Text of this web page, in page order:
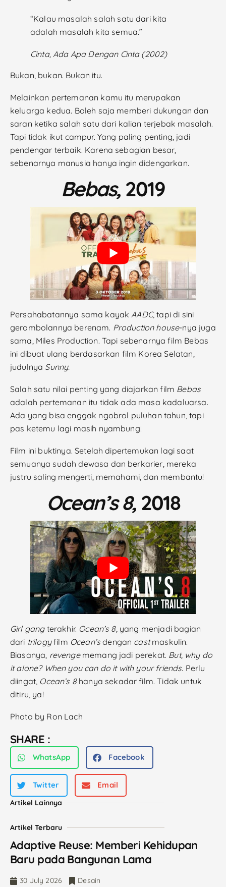
“Kalau masalah salah satu dari kita
adalah masalah kita semua.”
Cinta, Ada Apa Dengan Cinta (2002)
Bukan, bukan. Bukan itu.
Melainkan pertemanan kamu itu merupakan
keluarga kedua. Boleh saja memberi dukungan dan
saran ketika salah satu dari kalian terjebak masalah.
Tapi tidak ikut campur. Yang paling penting, jadi
pendengar terbaik. Karena sebagian besar,
sebenarnya manusia hanya ingin didengarkan.
Bebas, 2019
Persahabatannya sama kayakAADC, tapi di sini
gerombolannya berenam. Production house-nya juga
sama, Miles Production. Tapi sebenarnya film Bebas
ini dibuat ulang berdasarkan film Korea Selatan,
judulnya Sunny.
Salah satu nilai penting yang diajarkan film Bebas
adalah pertemanan itu tidak ada masa kadaluarsa.
Ada yang bisa enggak ngobrol puluhan tahun, tapi
pas ketemu lagi masih nyambung!
Film ini buktinya. Setelah dipertemukan lagi saat
semuanya sudah dewasa dan berkarier, mereka
justru saling mengerti, memahami, dan membantu!
Ocean’s 8, 2018
Girl gangterakhir. Ocean’s 8, yang menjadi bagian
dari trilogyfilm Ocean’sdengan castmaskulin.
Biasanya, revengememang jadi perekat. But, why do
it alone? When you can do it with your friends. Perlu
diingat, Ocean’s 8 hanya sekadar film. Tidak untuk
ditiru, ya!
Photo by Ron Lach
SHARE :
WhatsApp Facebook
Twitter Email
Artikel Lainnya
Artikel Terbaru
Adaptive Reuse: Memberi Kehidupan
Baru pada Bangunan Lama
30 July 2026 Desain